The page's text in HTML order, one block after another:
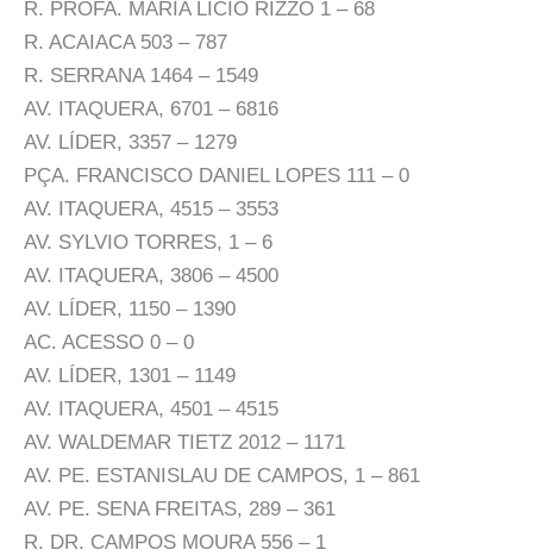
R. PROFA. MARIA LÍCIO RIZZO 1 – 68
R. ACAIACA 503 – 787
R. SERRANA 1464 – 1549
AV. ITAQUERA, 6701 – 6816
AV. LÍDER, 3357 – 1279
PÇA. FRANCISCO DANIEL LOPES 111 – 0
AV. ITAQUERA, 4515 – 3553
AV. SYLVIO TORRES, 1 – 6
AV. ITAQUERA, 3806 – 4500
AV. LÍDER, 1150 – 1390
AC. ACESSO 0 – 0
AV. LÍDER, 1301 – 1149
AV. ITAQUERA, 4501 – 4515
AV. WALDEMAR TIETZ 2012 – 1171
AV. PE. ESTANISLAU DE CAMPOS, 1 – 861
AV. PE. SENA FREITAS, 289 – 361
R. DR. CAMPOS MOURA 556 – 1